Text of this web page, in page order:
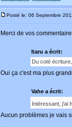
Posté le: 06 Septembre
Merci de vos
Itaru a écrit:
Du coté
Oui ça c'est ma plus
Vahe a écrit:
Intéressant, j'ai
Aucun problèmes je vais